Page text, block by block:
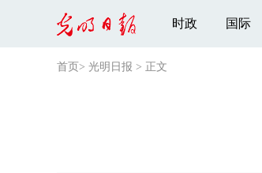
时政 国际
首页 > 光明日报 > 正文